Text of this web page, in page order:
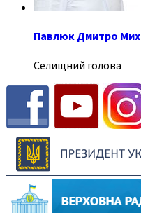
Павлюк Дмитро
Селищний голова